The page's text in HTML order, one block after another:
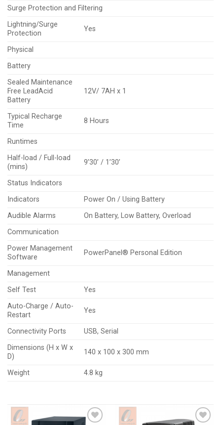
Surge Protection and Filtering
Lightning/Surge
Protection
Yes
Physical
Battery
Sealed Maintenance
Free LeadAcid
Battery
12V/ 7AH x 1
Typical Recharge
Time
8 Hours
Runtimes
Half-load / Full-load
(mins)
9’30’ / 1’30’
Status Indicators
Indicators
Power On / Using Battery
Audible Alarms
On Battery, Low Battery, Overload
Communication
Power Management
Software
PowerPanel® Personal Edition
Management
Self Test
Yes
Auto-Charge / Auto-
Restart
Yes
Connectivity Ports
USB, Serial
Dimensions (H x W x
D)
140 x 100 x 300 mm
Weight 4.8 kg